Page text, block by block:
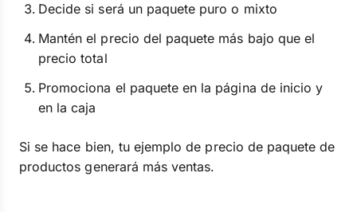
Decide si será un paquete puro o mixto
Mantén el precio del paquete más bajo que el
precio total
Promociona el paquete en la página de inicio y
en la caja
Si se hace bien, tu ejemplo de precio de paquete de
productos generará más ventas.